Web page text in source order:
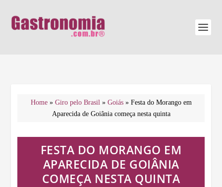
Home» Giro pelo Brasil» Goiás» Festa do Morango em
Aparecida de Goiânia começa nesta quinta
FESTA DO MORANGO EM
APARECIDA DE GOIÂNIA
COMEÇA NESTA QUINTA